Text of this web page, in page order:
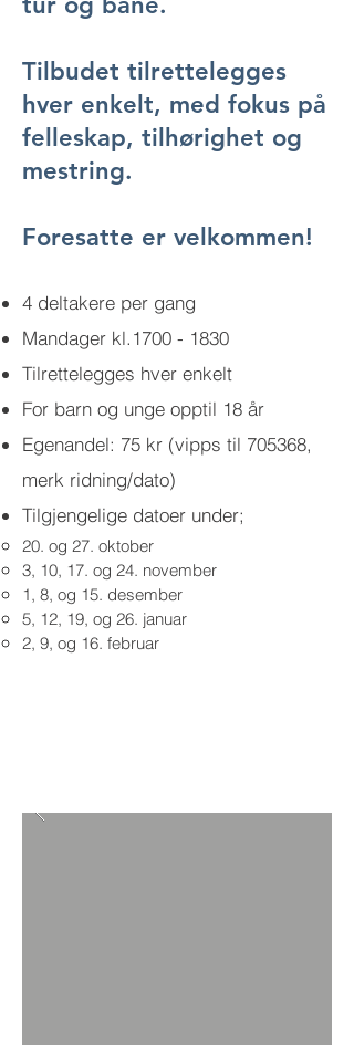
Tilbudet tilrettelegges
hver enkelt, med fokus på
felleskap, tilhørighet og
mestring.
Foresatte er velkommen!​
4 deltakere per gang
Mandager kl.1700 - 1830
Tilrettelegges hver enkelt
For barn og unge opptil 18 år
Egenandel: 75 kr (vipps til 705368,
merk ridning/dato)
Tilgjengelige datoer under;
20. og 27. oktober
3, 10, 17. og 24. november
1, 8, og 15. desember
5, 12, 19, og 26. januar
2, 9, og 16. februar